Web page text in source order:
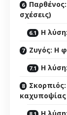
σχέσεις)
Η λύση:
Ζυγός: Η
Η λύση:
καχυποψίας